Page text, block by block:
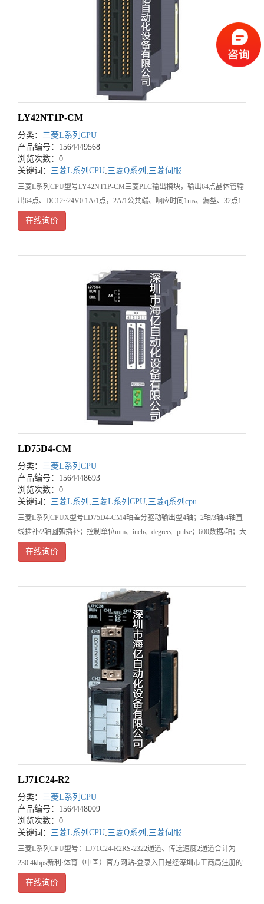
LY42NT1P-CM
分类： 三菱L系列CPU
产品编号：1564449568
浏览次数：0
关键词： 三菱L系列CPU 三菱Q系列 三菱伺服
三菱L系列CPU型号LY42NT1P-CM三菱PLC输出模块，输出64点晶体管输
出64点、DC12~24V0.1A/1点，2A/1公共端、响应时间1ms、漏型、32点1
公共端、40针连接器*2排&n
在线询价
LD75D4-CM
分类： 三菱L系列CPU
产品编号：1564448693
浏览次数：0
关键词： 三菱L系列 三菱L系列CPU 三菱q系列cpu
三菱L系列CPUX型号LD75D4-CM4轴差分驱动输出型4轴；2轴/3轴/4轴直
线插补/2轴圆弧插补；控制单位mm、inch、degree、pulse；600数据/轴；大
脉冲输出4Mpps；40-针脚连接器；差动驱动输出型。&
在线询价
LJ71C24-R2
分类： 三菱L系列CPU
产品编号：1564448009
浏览次数：0
关键词： 三菱L系列CPU 三菱Q系列 三菱伺服
三菱L系列CPU型号：LJ71C24-R2RS-2322通道、传送速度2通道合计为
230.4kbps新利·体育（中国）官方网站-登录入口是经深圳市工商局注册的
高新技术企业，长期致力于工业电气化
在线询价